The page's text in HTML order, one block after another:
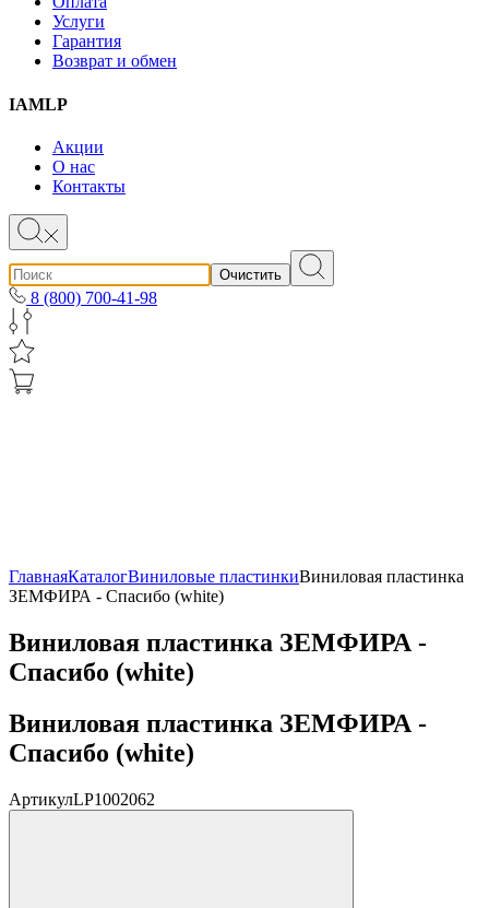
Услуги
Гарантия
Возврат и обмен
IAMLP
Акции
О нас
Контакты
Очистить
8 (800) 700-41-98
ГлавнаяКаталогВиниловые пластинкиВиниловая пластинка
ЗЕМФИРА - Спасибо (white)
Виниловая пластинка ЗЕМФИРА -
Спасибо (white)
Виниловая пластинка ЗЕМФИРА -
Спасибо (white)
АртикулLP1002062